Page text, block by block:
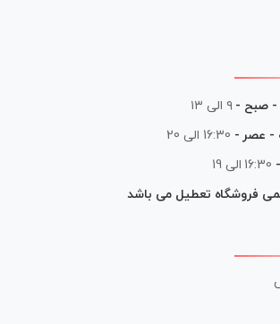
- صبح - ۹ الی ۱۳
- عصر - 16:30 الی 20
16:30 الی 19
فروشگاه تعطیل می باشد